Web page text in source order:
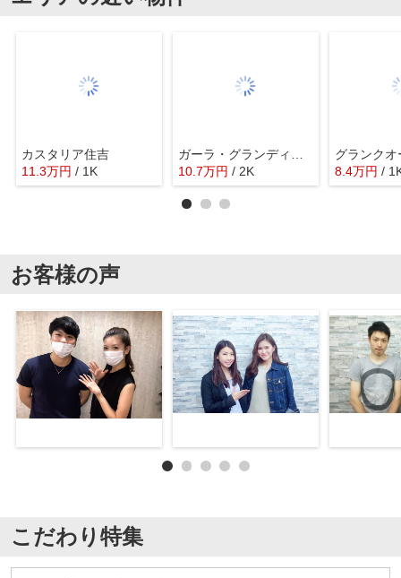
カスタリア住吉
11.3万円 / 1K
10.7万円 / 2K
グランクオ
8.4万円 /
お客様の声
こだわり特集